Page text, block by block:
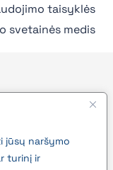
jūsų naršymo
turinį ir
taisyklės
svetainės medis